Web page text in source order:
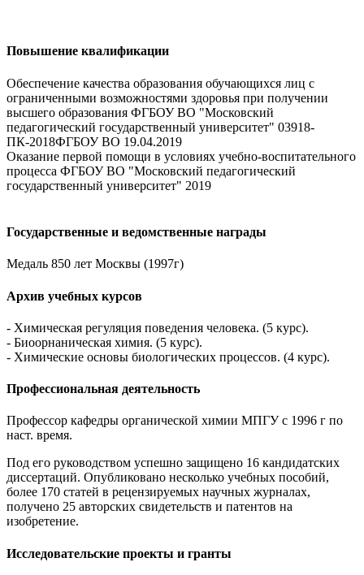
Повышение квалификации
Обеспечение качества образования обучающихся лиц с
ограниченными возможностями здоровья при получении
высшего образования ФГБОУ ВО "Московский
педагогический государственный университет" 03918-
ПК-2018ФГБОУ ВО 19.04.2019
Оказание первой помощи в условиях учебно-воспитательного
процесса ФГБОУ ВО "Московский педагогический
государственный университет" 2019
Государственные и ведомственные награды
Медаль 850 лет Москвы (1997г)
Архив учебных курсов
- Химическая регуляция поведения человека. (5 курс).
- Биоорнаническая химия. (5 курс).
- Химические основы биологических процессов. (4 курс).
Профессиональная деятельность
Профессор кафедры органической химии МПГУ с 1996 г по
наст. время.
Под его руководством успешно защищено 16 кандидатских
диссертаций. Опубликовано несколько учебных пособий,
более 170 статей в рецензируемых научных журналах,
получено 25 авторских свидетельств и патентов на
изобретение.
Исследовательские проекты и гранты